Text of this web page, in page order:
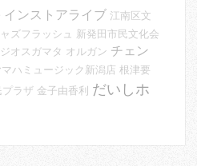
インストアライブ 江南区文
ズフラッシュ 新発田市民文化会
オスガマタ オルガン チェン
ハミュージック新潟店 根津要
ラザ 金子由香利 だいしホ